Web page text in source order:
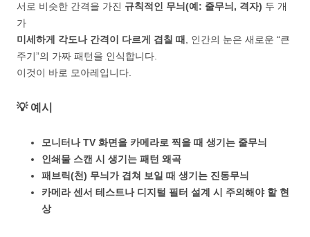
서로 비슷한 간격을 가진 규칙적인 무늬(예: 줄무늬, 격자) 두 개
가
미세하게 각도나 간격이 다르게 겹칠 때 , 인간의 눈은 새로운 “큰
주기”의 가짜 패턴을 인식합니다.
이것이 바로 모아레입니다.
💡 예시
모니터나 TV 화면을 카메라로 찍을 때 생기는 줄무늬
인쇄물 스캔 시 생기는 패턴 왜곡
패브릭(천) 무늬가 겹쳐 보일 때 생기는 진동무늬
카메라 센서 테스트나 디지털 필터 설계 시 주의해야 할 현
상